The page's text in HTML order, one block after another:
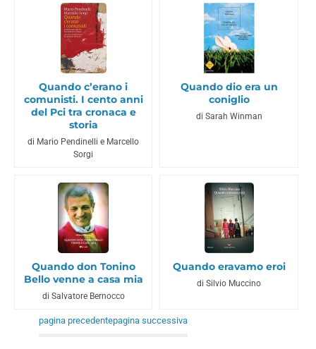
Quando c’erano i
comunisti. I cento anni
del Pci tra cronaca e
storia
di Mario Pendinelli e Marcello
Sorgi
Quando dio era un
coniglio
di Sarah Winman
Quando don Tonino
Bello venne a casa mia
di Salvatore Bernocco
Quando eravamo eroi
di Silvio Muccino
pagina precedentepagina successiva